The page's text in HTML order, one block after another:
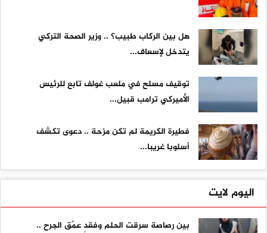
هل بين الركاب طبيب؟ .. وزير الصحة التركي
يتدخل لإسعاف...
توقيف مسلح في ملعب غولف تابع للرئيس
الأميركي ترامب قبيل...
فطيرة الكريمة لم تكن مزحة .. دعوى تكشف
أسلوبا غريبا...
اليوم لايت
بين رصاصة سرقت الحلم وفقدٍ عمّق الجرح ..